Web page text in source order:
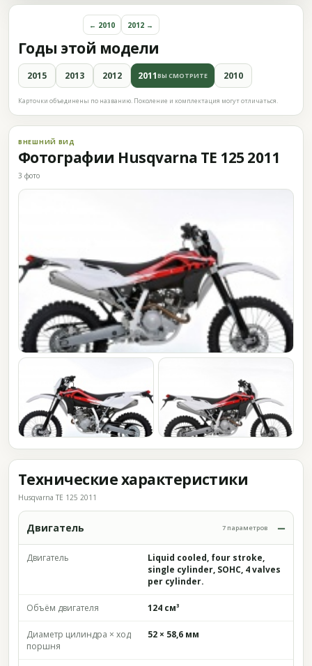
Годы этой модели
← 2010 2012 →
2015 2013 2012 2011ВЫ СМОТРИТЕ 2010
Карточки объединены по названию. Поколение и комплектация могут отличаться.
ВНЕШНИЙ ВИД
Фотографии Husqvarna TE 125 2011
3 фото
Технические характеристики
Husqvarna TE 125 2011
Двигатель 7 параметров
Двигатель
Liquid cooled, four stroke,
single cylinder, SOHC, 4 valves
per cylinder.
Объём двигателя 124 см³
Диаметр цилиндра × ход
поршня
52 × 58,6 мм